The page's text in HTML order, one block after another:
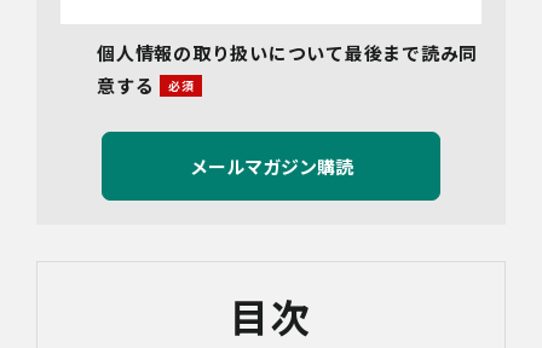
管理者名：管理部長
連絡先：info@bywill.co.jp
3.利用目的
当社で取り扱う個人情報（個人情報保護法第2条第1項によ
り定義された「個人情報」をいい、以下同様とします。）
の利用目的は以下のとおりです。個人情報の提供は任意で
望・お問い合わせ内容・ご意見等の正確な把握、今後の
サービス向上等のために、録音・録画させていただく場合
個人情報の取り扱いについて最後まで読み同
意する
目次